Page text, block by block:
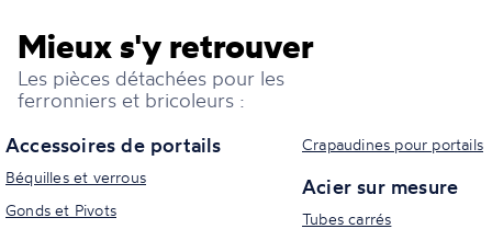
Mieux s'y retrouver
Les pièces détachées pour les
ferronniers et bricoleurs :
Accessoires de portails
Béquilles et verrous
Gonds et Pivots
Crapaudines pour portails
Acier sur mesure
Tubes carrés